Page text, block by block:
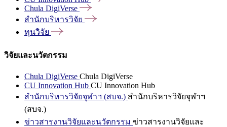
Chula DigiVerse
สำนักบริหารวิจัย
ทุนวิจัย
วิจัยและนวัตกรรม
Chula DigiVerse Chula DigiVerse
CU Innovation Hub CU Innovation Hub
สำนักบริหารวิจัยจุฬาฯ (สบจ.) สำนักบริหารวิจัยจุฬาฯ
(สบจ.)
ข่าวสารงานวิจัยและนวัตกรรม ข่าวสารงานวิจัยและ